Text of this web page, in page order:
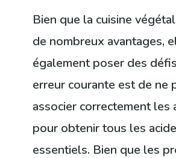
Bien que la cuisine
de nombreux avantages,
également poser des
erreur courante est de ne
associer correctement les
pour obtenir tous les
essentiels. Bien que les